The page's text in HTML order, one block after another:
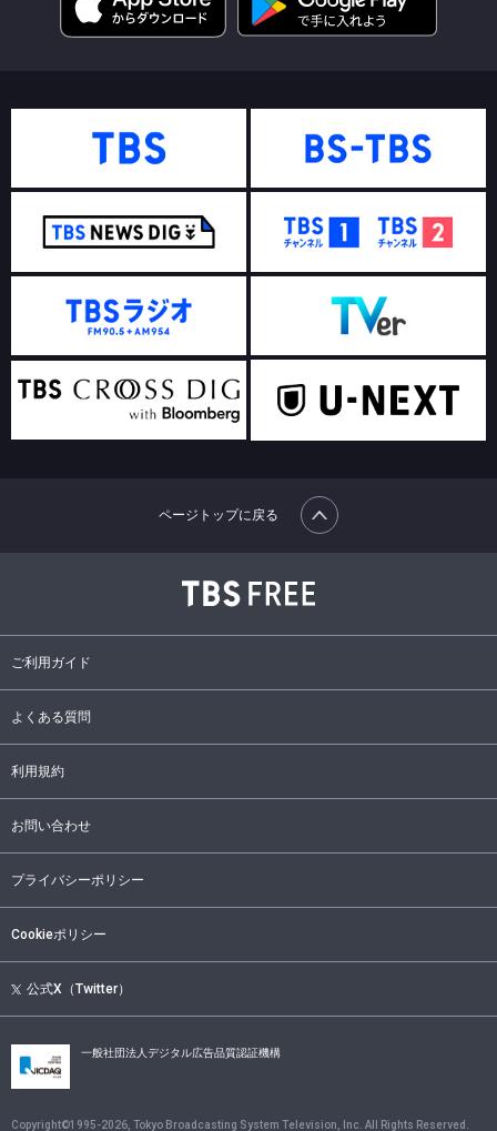
ご利用ガイド
よくある質問
利用規約
お問い合わせ
プライバシーポリシー
Cookieポリシー
公式X（Twitter）
ページトップに戻る
一般社団法人デジタル広告品質認証機構
Copyright©1995-2026 , Tokyo Broadcasting System Television, Inc. All Rights Reserved.